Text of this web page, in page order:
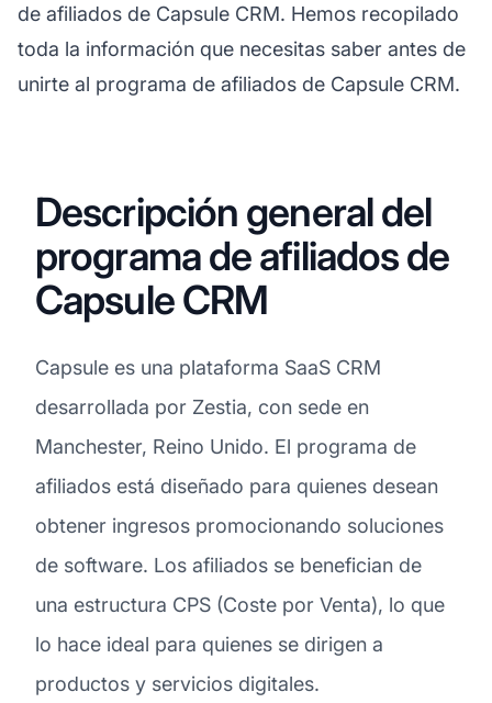
de afiliados de Capsule CRM. Hemos recopilado
toda la información que necesitas saber antes de
unirte al programa de afiliados de Capsule CRM.
Descripción general del
programa de afiliados de
Capsule CRM
Capsule es una plataforma SaaS CRM
desarrollada por Zestia, con sede en
Manchester, Reino Unido. El programa de
afiliados está diseñado para quienes desean
obtener ingresos promocionando soluciones
de software. Los afiliados se benefician de
una estructura CPS (Coste por Venta), lo que
lo hace ideal para quienes se dirigen a
productos y servicios digitales.